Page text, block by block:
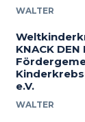
WALTER
KNACK
e.V.
WALTER